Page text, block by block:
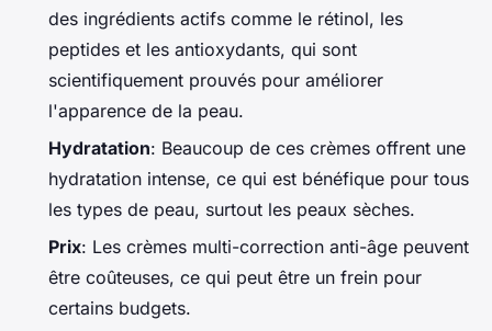
des ingrédients actifs comme le rétinol, les
peptides et les antioxydants, qui sont
scientifiquement prouvés pour améliorer
l'apparence de la peau.
Hydratation: Beaucoup de ces crèmes offrent une
hydratation intense, ce qui est bénéfique pour tous
les types de peau, surtout les peaux sèches.
Prix: Les crèmes multi-correction anti-âge peuvent
être coûteuses, ce qui peut être un frein pour
certains budgets.